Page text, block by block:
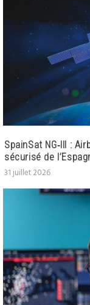
SpainSat NG‑III :
sécurisé de
31 juillet 2026